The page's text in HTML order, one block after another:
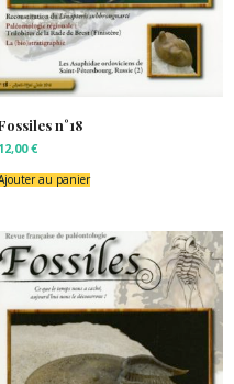
n°18
12,00€
au panier